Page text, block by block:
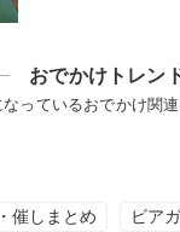
おでかけトレン
っているおでかけ関
催しまとめ ビア